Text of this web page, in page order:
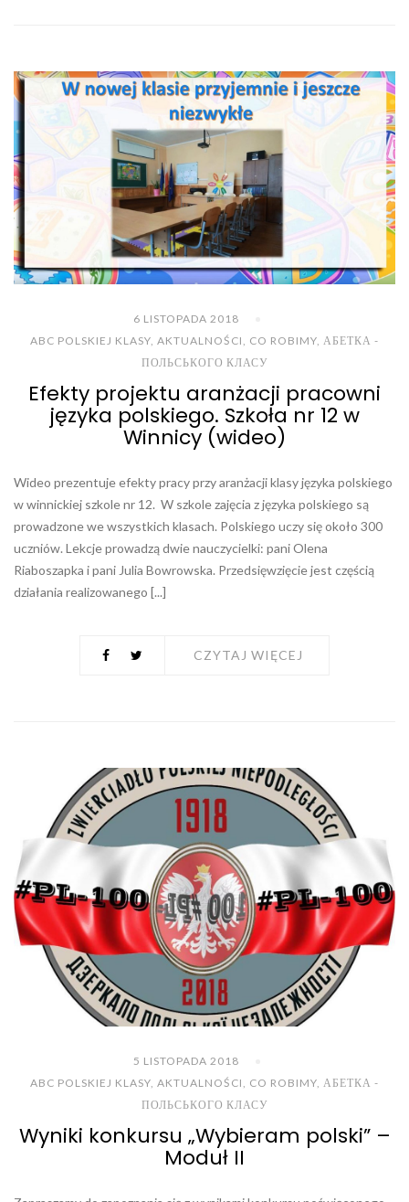
6 LISTOPADA 2018
ABC POLSKIEJ KLASY AKTUALNOŚCI CO ROBIMY АБЕТКА -
ПОЛЬСЬКОГО КЛАСУ
Efekty projektu aranżacji pracowni
języka polskiego. Szkoła nr 12 w
Winnicy (wideo)
Wideo prezentuje efekty pracy przy aranżacji klasy języka polskiego
w winnickiej szkole nr 12. W szkole zajęcia z języka polskiego są
prowadzone we wszystkich klasach. Polskiego uczy się około 300
uczniów. Lekcje prowadzą dwie nauczycielki: pani Olena
Riaboszapka i pani Julia Bowrowska. Przedsięwzięcie jest częścią
działania realizowanego [...]
CZYTAJ WIĘCEJ
5 LISTOPADA 2018
ABC POLSKIEJ KLASY AKTUALNOŚCI CO ROBIMY АБЕТКА -
ПОЛЬСЬКОГО КЛАСУ
Wyniki konkursu „Wybieram polski” –
Moduł II